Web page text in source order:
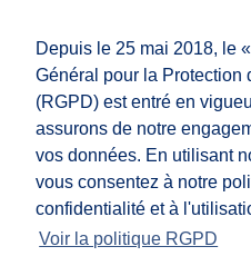
Depuis le 25 mai 2018, le
Général pour la Protection
(RGPD) est entré en
assurons de notre
vos données. En utilisant
vous consentez à notre
confidentialité et à
Voir la politique RGPD